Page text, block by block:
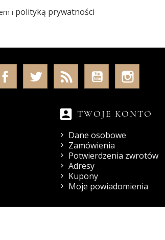
i polityką prywatności
account_box TWOJE KONTO
Dane osobowe
Zamówienia
Potwierdzenia zwrotów
Adresy
Kupony
Moje powiadomienia